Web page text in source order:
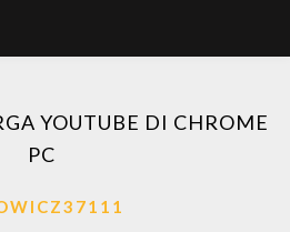
YOUTUBE DI CHROME
PC